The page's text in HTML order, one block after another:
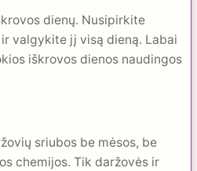
dienų. Nusipirkite
valgykite jį visą dieną. Labai
iškrovos dienos naudingos
sriubos be mėsos, be
chemijos. Tik daržovės ir